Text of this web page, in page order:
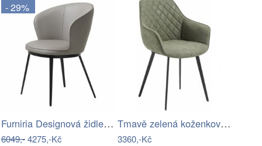
- 29%
Furniria Designová židle Danika taupe -…
6049,-4275,-Kč
Tmavě zelená koženková jídelní židle…
3360,-Kč